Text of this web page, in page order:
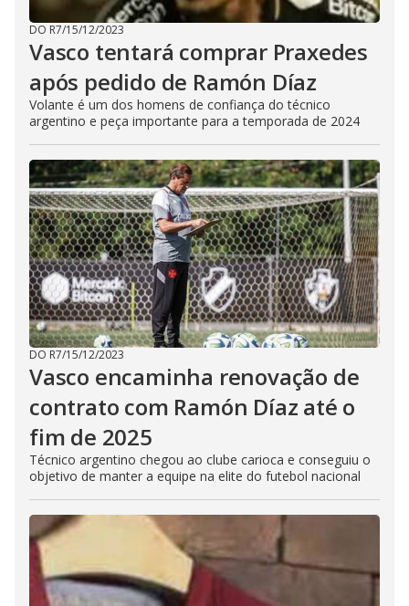
DO R7/15/12/2023
Vasco tentará comprar Praxedes
após pedido de Ramón Díaz
Volante é um dos homens de confiança do técnico
argentino e peça importante para a temporada de 2024
DO R7/15/12/2023
Vasco encaminha renovação de
contrato com Ramón Díaz até o
fim de 2025
Técnico argentino chegou ao clube carioca e conseguiu o
objetivo de manter a equipe na elite do futebol nacional